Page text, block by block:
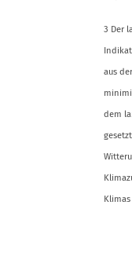
3 Der
aus
dem